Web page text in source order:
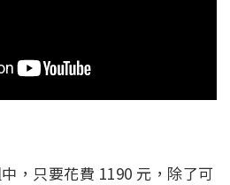
，只要花費 1190 元，除了可